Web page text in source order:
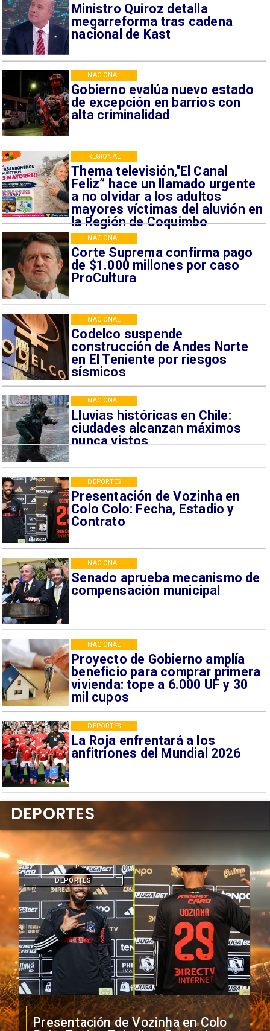
Ministro Quiroz detalla
megarreforma tras cadena
nacional de Kast
Gobierno evalúa nuevo estado
de excepción en barrios con
alta criminalidad
NACIONAL
Thema televisión,"El Canal
Feliz” hace un llamado urgente
a no olvidar a los adultos
mayores víctimas del aluvión en
la Región de Coquimbo
REGIONAL
Corte Suprema confirma pago
de $1.000 millones por caso
ProCultura
NACIONAL
Codelco suspende
construcción de Andes Norte
en El Teniente por riesgos
sísmicos
NACIONAL
Lluvias históricas en Chile:
ciudades alcanzan máximos
nunca vistos
NACIONAL
Presentación de Vozinha en
Colo Colo: Fecha, Estadio y
Contrato
DEPORTES
Senado aprueba mecanismo de
compensación municipal
NACIONAL
Proyecto de Gobierno amplía
beneficio para comprar primera
vivienda: tope a 6.000 UF y 30
mil cupos
NACIONAL
La Roja enfrentará a los
anfitriones del Mundial 2026
DEPORTES
Presentación de Vozinha en Colo
DEPORTES
DEPORTES